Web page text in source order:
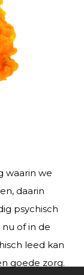
waarin we
daarin
psychisch
of in de
leed kan
goede zorg.